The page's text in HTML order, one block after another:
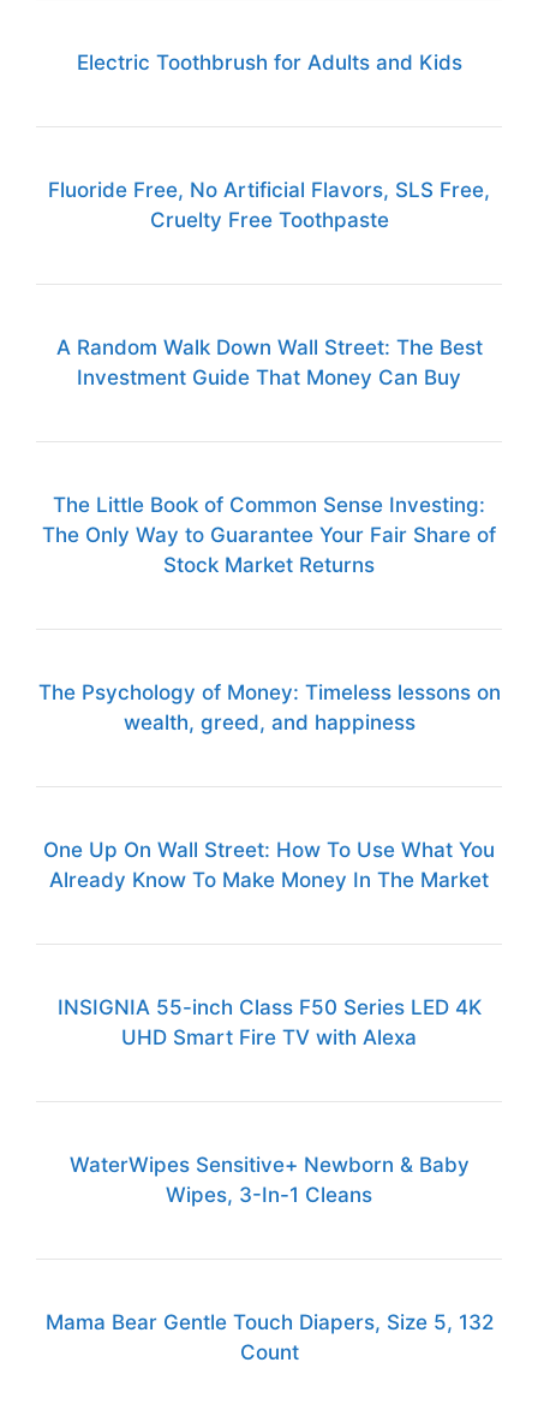
Electric Toothbrush for Adults and Kids
Fluoride Free, No Artificial Flavors, SLS Free,
Cruelty Free Toothpaste
A Random Walk Down Wall Street: The Best
Investment Guide That Money Can Buy
The Little Book of Common Sense Investing:
The Only Way to Guarantee Your Fair Share of
Stock Market Returns
The Psychology of Money: Timeless lessons on
wealth, greed, and happiness
One Up On Wall Street: How To Use What You
Already Know To Make Money In The Market
INSIGNIA 55-inch Class F50 Series LED 4K
UHD Smart Fire TV with Alexa
WaterWipes Sensitive+ Newborn & Baby
Wipes, 3-In-1 Cleans
Mama Bear Gentle Touch Diapers, Size 5, 132
Count